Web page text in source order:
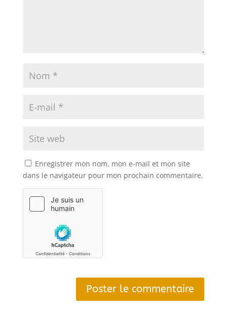
Enregistrer mon nom, mon e-mail et mon site
dans le navigateur pour mon prochain commentaire.